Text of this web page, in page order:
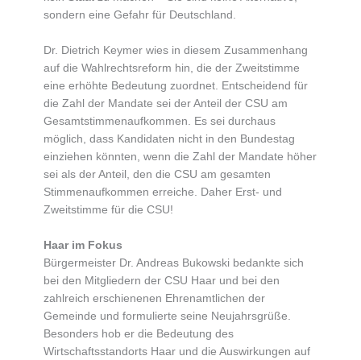
sondern eine Gefahr für Deutschland.
Dr. Dietrich Keymer wies in diesem Zusammenhang
auf die Wahlrechtsreform hin, die der Zweitstimme
eine erhöhte Bedeutung zuordnet. Entscheidend für
die Zahl der Mandate sei der Anteil der CSU am
Gesamtstimmenaufkommen. Es sei durchaus
möglich, dass Kandidaten nicht in den Bundestag
einziehen könnten, wenn die Zahl der Mandate höher
sei als der Anteil, den die CSU am gesamten
Stimmenaufkommen erreiche. Daher Erst- und
Zweitstimme für die CSU!
Haar im Fokus
Bürgermeister Dr. Andreas Bukowski bedankte sich
bei den Mitgliedern der CSU Haar und bei den
zahlreich erschienenen Ehrenamtlichen der
Gemeinde und formulierte seine Neujahrsgrüße.
Besonders hob er die Bedeutung des
Wirtschaftsstandorts Haar und die Auswirkungen auf